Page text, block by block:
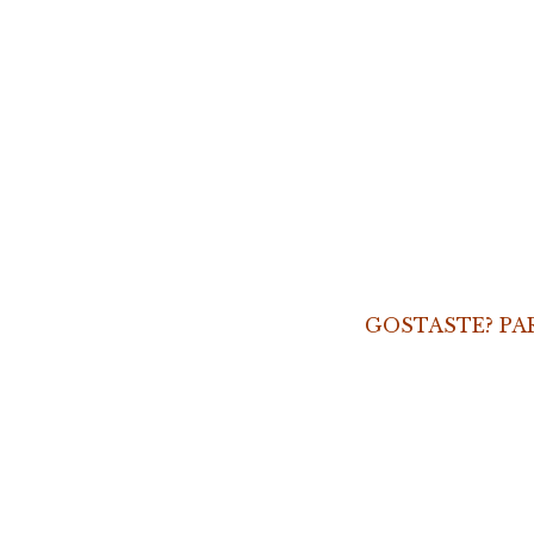
GOSTASTE?